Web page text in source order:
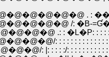
. : ��:
/: �B-
.: : �L�P: : : : : :
: : : : : : : : : : : :
: |: : : : :/: : : : : : : : :